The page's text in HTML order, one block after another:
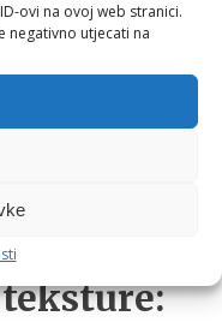
ovi na ovoj web stranici.
negativno utjecati na
optimizira i blago
vodom, vaša
baš onako kako